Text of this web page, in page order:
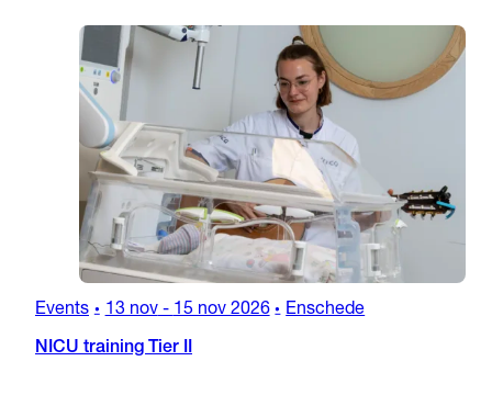
Events • 13 nov- 15 nov 2026 • Enschede
NICU training Tier II